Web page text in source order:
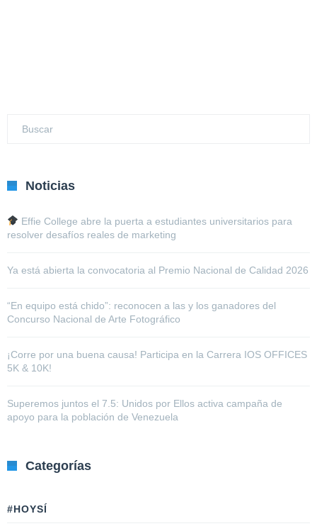
Noticias
Effie College abre la puerta a estudiantes universitarios para
resolver desafíos reales de marketing
Ya está abierta la convocatoria al Premio Nacional de Calidad 2026
“En equipo está chido”: reconocen a las y los ganadores del
Concurso Nacional de Arte Fotográfico
¡Corre por una buena causa! Participa en la Carrera IOS OFFICES
5K & 10K!
Superemos juntos el 7.5: Unidos por Ellos activa campaña de
apoyo para la población de Venezuela
Categorías
#HOYSÍ